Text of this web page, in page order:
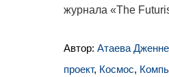
журнала «The
Автор: Атаева
проект, Космос,